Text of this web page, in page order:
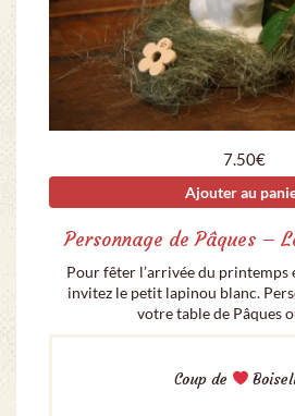
7.50€
Ajouter au
Personnage de Pâques –
Pour fêter l’arrivée du printemps
invitez le petit lapinou blanc.
votre table de Pâques
Coup de